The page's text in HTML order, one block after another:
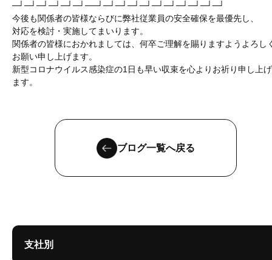
─┘─┘─┘─┘─┘─┘──┘─┘─┘─┘─┘─┘─┘─┘─┘─┘─┘
今後も関係者の皆様ならびに弊社従業員の安全確保を最優先し、
対応を検討・実施してまいります。
関係者の皆様におかれましては、何卒ご理解を賜りますようよろし
お願い申し上げます。
新型コロナウイルス感染症の1日も早い収束を心よりお祈り申し上げ
ます。
ブログ一覧へ戻る
支社別